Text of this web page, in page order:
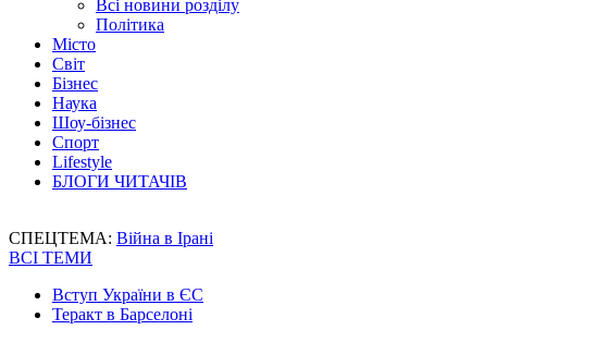
Всі новини розділу
Політика
Місто
Світ
Бізнес
Наука
Шоу-бізнес
Спорт
Lifestyle
БЛОГИ ЧИТАЧІВ
СПЕЦТЕМА: Війна в Ірані
ВСІ ТЕМИ
Вступ України в ЄС
Теракт в Барселоні